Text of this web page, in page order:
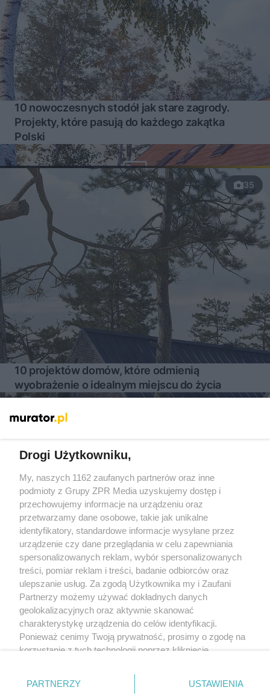
10 nowoczesnych stodół jak stare zagrody.
Projekty, które pasują do każdego zakątka
Polski
35
10 projektów domów, które odmienią
wyobrażenie o idealnym miejscu do życia
Żaden utwór zamieszczony w serwisie nie może być powielany i
rozpowszechniany lub dalej rozpowszechniany w jakikolwiek sposób
(w tym także elektroniczny lub mechaniczny) na jakimkolwiek polu
eksploatacji w jakiejkolwiek formie, włącznie z umieszczaniem w
Internecie bez pisemnej zgody właściciela praw. Jakiekolwiek użycie
lub wykorzystanie utworów w całości lub w części z naruszeniem
prawa, tzn. bez właściwej zgody, jest zabronione pod groźbą kary i
może być ścigane prawnie.
Drogi Użytkowniku,
My, naszych 1162 zaufanych partnerów oraz inne
podmioty z Grupy ZPR Media uzyskujemy dostęp i
przechowujemy informacje na urządzeniu oraz
przetwarzamy dane osobowe, takie jak unikalne
identyfikatory, standardowe informacje wysyłane przez
urządzenie czy dane przeglądania w celu zapewniania
spersonalizowanych reklam, wybór spersonalizowanych
treści, pomiar reklam i treści, badanie odbiorców oraz
ulepszanie usług. Za zgodą Użytkownika my i Zaufani
Partnerzy możemy używać dokładnych danych
geolokalizacyjnych oraz aktywnie skanować
charakterystykę urządzenia do celów identyfikacji.
Ponieważ cenimy Twoją prywatność, prosimy o zgodę na
korzystanie z tych technologii poprzez kliknięcie
zmienić/wycofać klikając przycisk ustawień prywatności
znajdujący się w lewym dolnym rogu strony
PARTNERZY USTAWIENIA